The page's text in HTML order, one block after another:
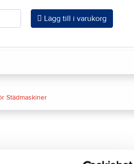
Lägg till i varukorg
Städmaskiner